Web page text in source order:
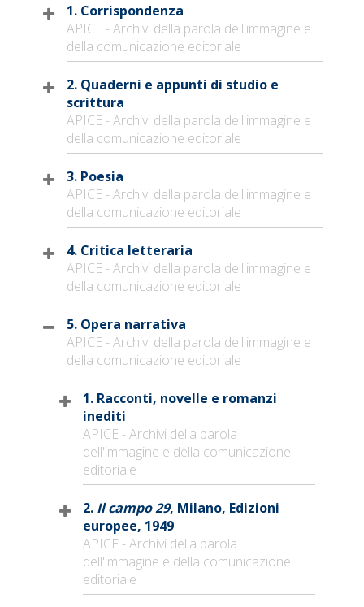
1. Corrispondenza
APICE - Archivi della parola dell'immagine e
della comunicazione editoriale
2. Quaderni e appunti di studio e
scrittura
APICE - Archivi della parola dell'immagine e
della comunicazione editoriale
3. Poesia
APICE - Archivi della parola dell'immagine e
della comunicazione editoriale
4. Critica letteraria
APICE - Archivi della parola dell'immagine e
della comunicazione editoriale
5. Opera narrativa
APICE - Archivi della parola dell'immagine e
della comunicazione editoriale
1. Racconti, novelle e romanzi
inediti
APICE - Archivi della parola
dell'immagine e della comunicazione
editoriale
2. Il campo 29, Milano, Edizioni
europee, 1949
APICE - Archivi della parola
dell'immagine e della comunicazione
editoriale